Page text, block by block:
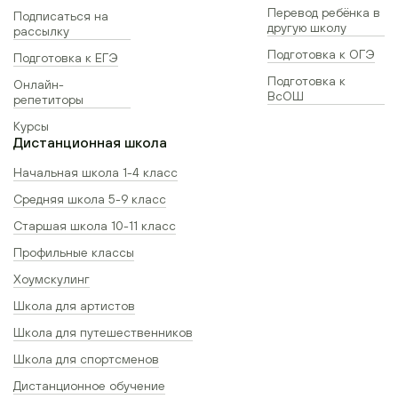
Подписаться на
рассылку
Подготовка к ЕГЭ
Онлайн-
репетиторы
Курсы
Перевод ребёнка в
другую школу
Подготовка к ОГЭ
Подготовка к
ВсОШ
Дистанционная школа
Начальная школа 1-4 класс
Средняя школа 5-9 класс
Старшая школа 10-11 класс
Профильные классы
Хоумскулинг
Школа для артистов
Школа для путешественников
Школа для спортсменов
Дистанционное обучение